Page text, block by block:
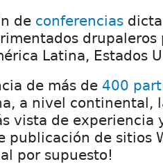
de conferencias
Latina, Estados
de más de 400
a nivel continental,
vista de experiencia
publicación de sitios
por supuesto!